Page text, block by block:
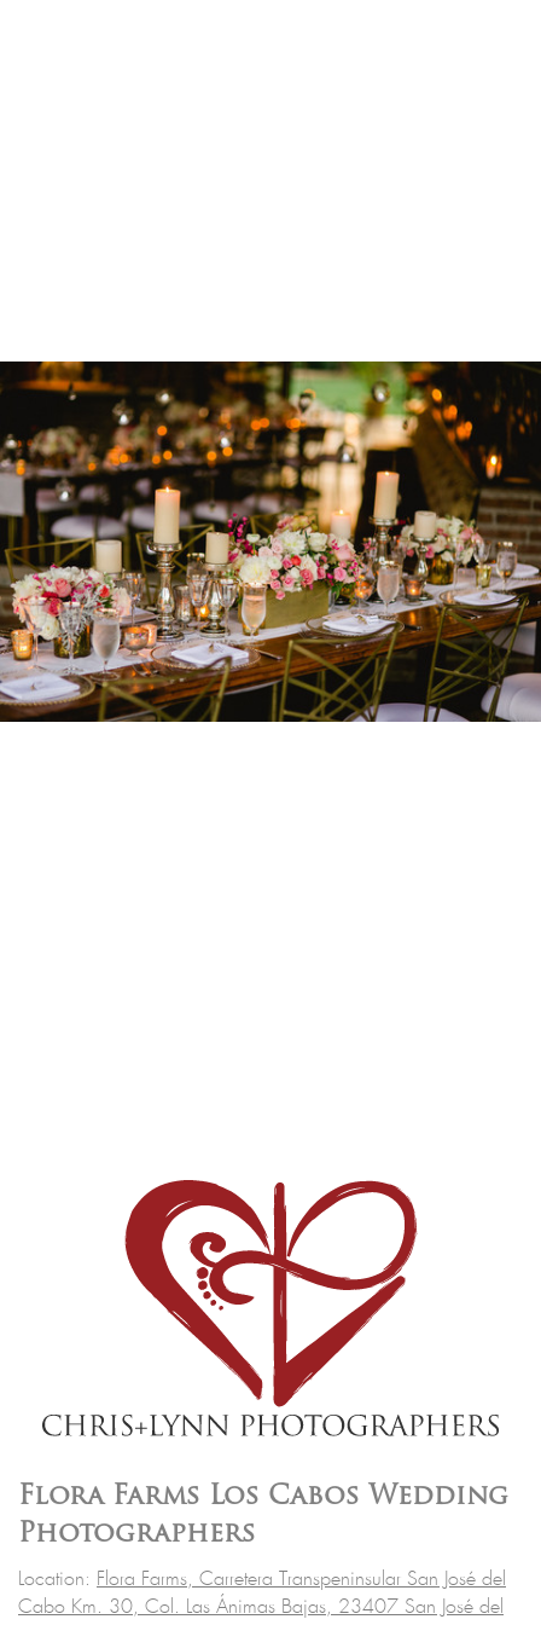
Flora Farms Los Cabos Wedding
Photographers
Location: Flora Farms, Carretera Transpeninsular San José del
Cabo Km. 30, Col. Las Ánimas Bajas, 23407 San José del